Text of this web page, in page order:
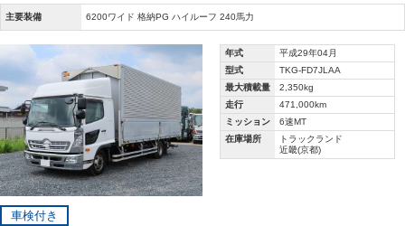
主要装備 6200ワイド 格納PG ハイルーフ 240馬力
年式
平成29年04月
型式
TKG-FD7JLAA
最大積載量
2,350kg
走行
471,000km
ミッション
6速MT
在庫場所
トラックランド
近畿(京都)
車検付き